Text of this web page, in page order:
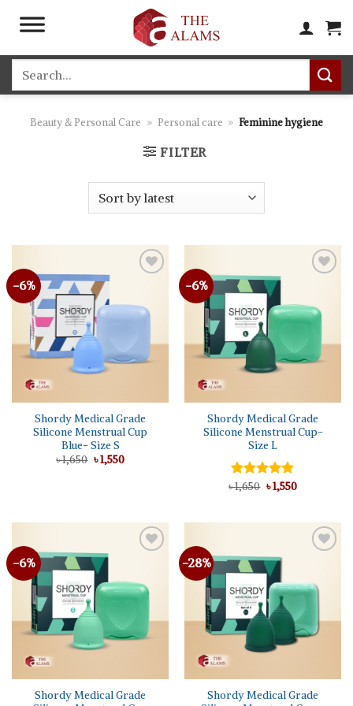
Beauty & Personal Care » Personal care » Feminine hygiene
FILTER
-6%
Shordy Medical Grade
Silicone Menstrual Cup
Blue- Size S
৳1,650 Original
price
৳1,550Current
-6%
Shordy Medical Grade
Silicone Menstrual Cup-
Size L
Rated5.00
৳1,650 Original
price
৳1,550Current
-6%
Shordy Medical Grade
-28%
Shordy Medical Grade